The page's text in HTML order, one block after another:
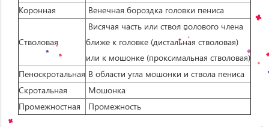
Коронная
Венечная бороздка головки пениса
Стволовая
Висячая часть или ствол полового члена
ближе к головке (дистальная стволовая)
или к мошонке (проксимальная стволовая)
Пеноскротальная В области угла мошонки и ствола пениса
Скротальная
Мошонка
Промежностная
Промежность